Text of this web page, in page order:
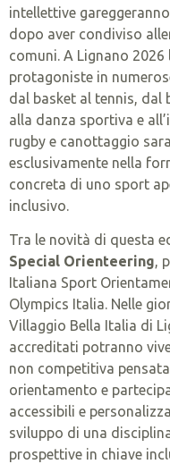
intellettive
dopo aver condiviso
comuni. A Lignano
protagoniste in
dal basket al tennis, dal
alla danza sportiva e
rugby e canottaggio
esclusivamente nella
concreta di uno sport
inclusivo.
Tra le novità di questa
Special Orienteering,
Italiana Sport
Olympics Italia. Nelle
Villaggio Bella Italia di
accreditati potranno
non competitiva
orientamento e
accessibili e
sviluppo di una
prospettive in chiave